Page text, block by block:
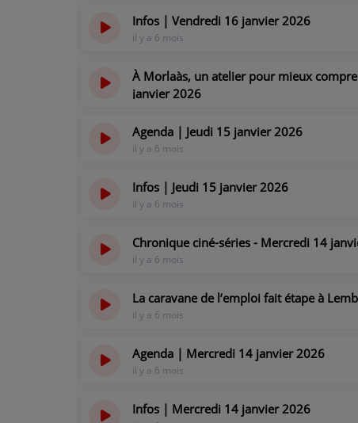
Infos | Vendredi 16 janvier 2026
il y a 6 mois
À Morlaàs, un atelier pour mieux
janvier 2026
Agenda | Jeudi 15 janvier 2026
il y a 6 mois
Infos | Jeudi 15 janvier 2026
il y a 6 mois
Chronique ciné-séries - Mercredi 14
il y a 6 mois
La caravane de l’emploi fait étape à
il y a 6 mois
Agenda | Mercredi 14 janvier 2026
il y a 6 mois
Infos | Mercredi 14 janvier 2026